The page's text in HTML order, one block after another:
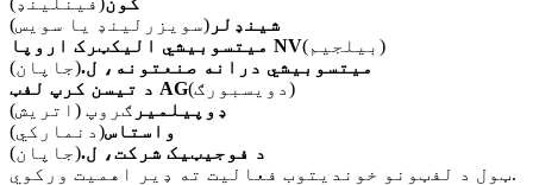
شینډلر (سویزرلینډ یا سویس)
میتسوبیشي الیکټرک اروپا NV
(بیلجیم)
میتسوبیشي درانه صنعتونه، ل.(جاپان)
د تیسن کرپ لفټ AG
(دویسبورګ)
ډوپیلمیر ګروپ (اتریش)
واستاس(دنمارکي)
د فوجیټیک شرکت، ل.(جاپان)
ټول د لفټونو خوندیتوب فعالیت ته ډیر اهمیت ورکوي.